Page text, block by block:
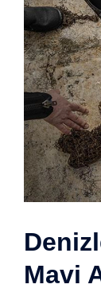
Mavi